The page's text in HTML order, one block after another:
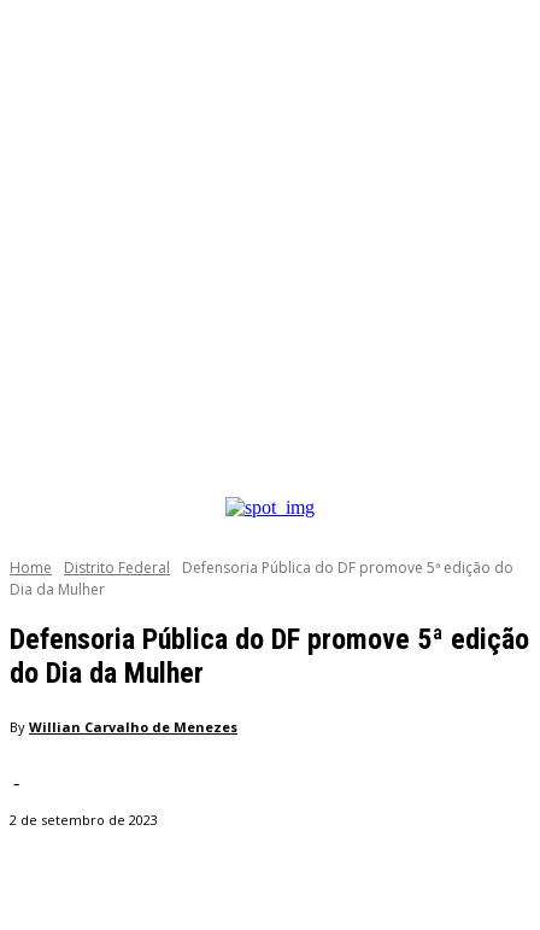
Home Distrito Federal
Defensoria Pública do DF promove 5ª edição do
Dia da Mulher
Defensoria Pública do DF promove 5ª edição
do Dia da Mulher
By Willian Carvalho de Menezes
-
2 de setembro de 2023